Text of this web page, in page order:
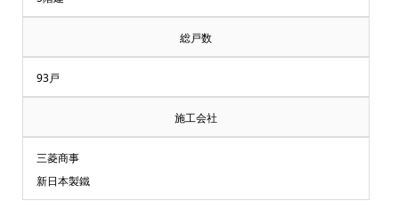
総戸数
93戸
施工会社
三菱商事
新日本製鐵